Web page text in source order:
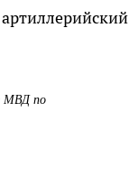
МВД по